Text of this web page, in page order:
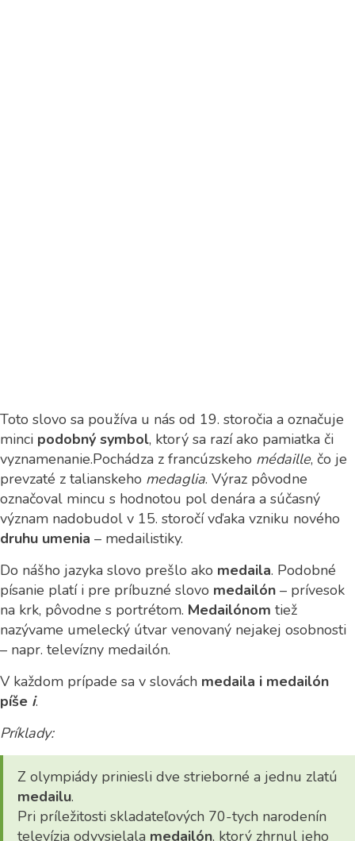
Toto slovo sa používa u nás od 19. storočia a označuje
minci podobný symbol, ktorý sa razí ako pamiatka či
vyznamenanie.Pochádza z francúzskeho médaille, čo je
prevzaté z talianskeho medaglia. Výraz pôvodne
označoval mincu s hodnotou pol denára a súčasný
význam nadobudol v 15. storočí vďaka vzniku nového
druhu umenia – medailistiky.
Do nášho jazyka slovo prešlo ako medaila. Podobné
písanie platí i pre príbuzné slovo medailón – prívesok
na krk, pôvodne s portrétom. Medailónom tiež
nazývame umelecký útvar venovaný nejakej osobnosti
– napr. televízny medailón.
V každom prípade sa v slovách medaila i medailón
píše i.
Príklady:
Z olympiády priniesli dve strieborné a jednu zlatú
medailu.
Pri príležitosti skladateľových 70-tych narodenín
televízia odvysielala medailón, ktorý zhrnul jeho